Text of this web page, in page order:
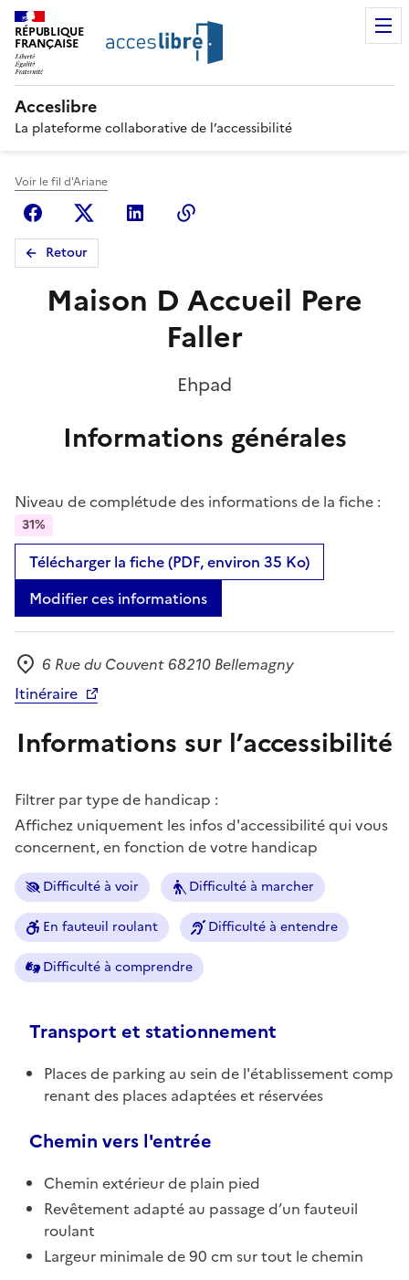
RÉPUBLIQUE
FRANÇAISE
Acceslibre
La plateforme collaborative de l’accessibilité
Voir le fil d'Ariane
FacebookX (anciennement Twitter)
Linkedin
Retour
Maison D Accueil Pere
Faller
Ehpad
Informations générales
Niveau de complétude des informations de la fiche :
31%
Télécharger la fiche (PDF, environ 35 Ko)
Modifier ces informations
Adresse
6 Rue du Couvent 68210 Bellemagny
Itinéraire
Informations sur l’accessibilité
Filtrer par type de handicap :
Affichez uniquement les infos d'accessibilité qui vous
concernent, en fonction de votre handicap
Difficulté à voir Difficulté à marcher
En fauteuil roulant Difficulté à entendre
Difficulté à comprendre
Transport et stationnement
Places de parking au sein de l'établissement comp
renant des places adaptées et réservées
Chemin vers l'entrée
Chemin extérieur de plain pied
Revêtement adapté au passage d’un fauteuil
roulant
Largeur minimale de 90 cm sur tout le chemin